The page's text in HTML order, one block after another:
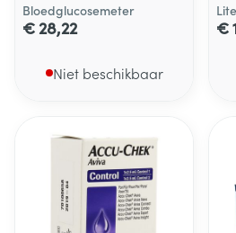
Bloedglucosemeter
€ 28,22
Niet beschikbaar
€